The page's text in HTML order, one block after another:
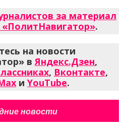
за материал
.
на новости
вЯндекс.Дзен,
, Вконтакте,
и YouTube.
новости